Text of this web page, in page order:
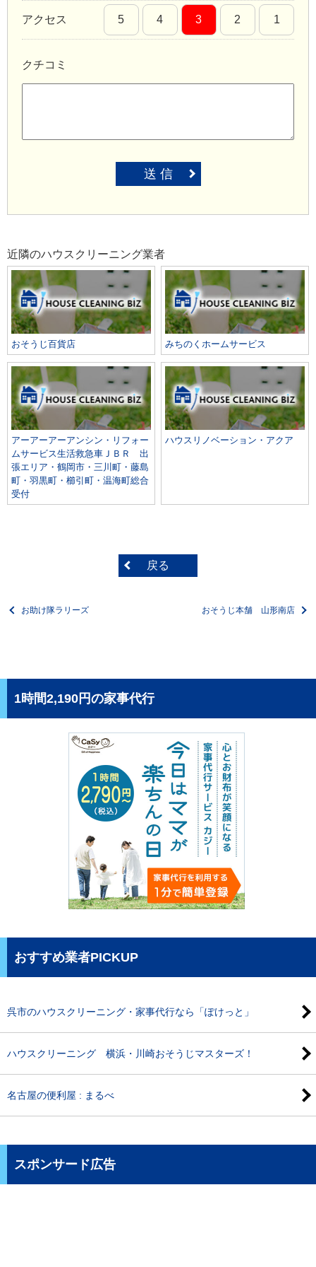
アクセス 5 4 3 2 1
クチコミ
送 信
近隣のハウスクリーニング業者
おそうじ百貨店 みちのくホームサービス
アーアーアーアンシン・リフォー
ムサービス生活救急車ＪＢＲ 出
張エリア・鶴岡市・三川町・藤島
町・羽黒町・櫛引町・温海町総合
受付
ハウスリノベーション・アクア
戻る
お助け隊ラリーズ おそうじ本舗 山形南店
1時間2,190円の家事代行
おすすめ業者PICKUP
呉市のハウスクリーニング・家事代行なら「ぽけっと」
ハウスクリーニング 横浜・川崎おそうじマスターズ！
名古屋の便利屋 : まるべ
スポンサード広告